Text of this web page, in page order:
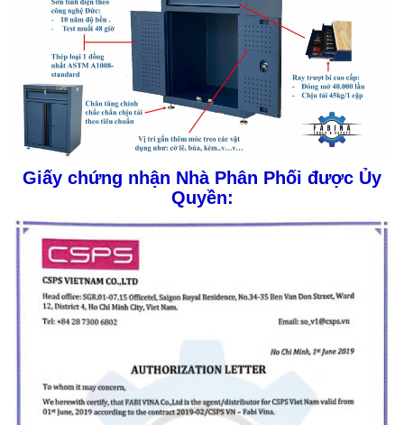
Giấy chứng nhận Nhà Phân Phối được Ủy
Quyền: